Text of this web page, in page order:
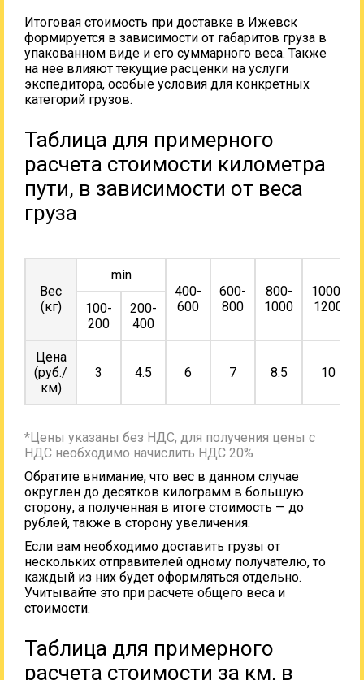
Итоговая стоимость при доставке в Ижевск
формируется в зависимости от габаритов груза в
упакованном виде и его суммарного веса. Также
на нее влияют текущие расценки на услуги
экспедитора, особые условия для конкретных
категорий грузов.
Таблица для примерного
расчета стоимости километра
пути, в зависимости от веса
груза
Вес
(кг)
min
400-
600
600-
800
800-
1000
1000-
1200
100-
200
200-
400
Цена
(руб./
км)
3 4.5 6 7 8.5 10
*Цены указаны без НДС, для получения цены с
НДС необходимо начислить НДС 20%
Обратите внимание, что вес в данном случае
округлен до десятков килограмм в большую
сторону, а полученная в итоге стоимость — до
рублей, также в сторону увеличения.
Если вам необходимо доставить грузы от
нескольких отправителей одному получателю, то
каждый из них будет оформляться отдельно.
Учитывайте это при расчете общего веса и
стоимости.
Таблица для примерного
расчета стоимости за км, в